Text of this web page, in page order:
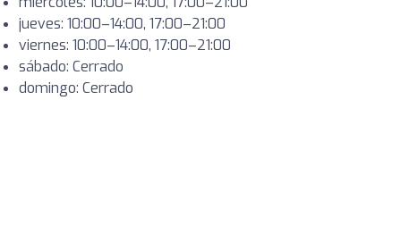
jueves: 10:00–14:00, 17:00–21:00
viernes: 10:00–14:00, 17:00–21:00
sábado: Cerrado
domingo: Cerrado